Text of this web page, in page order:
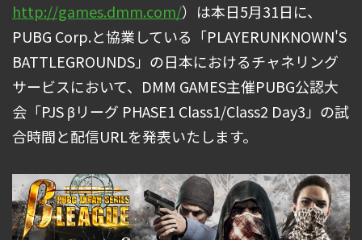
http://games.dmm.com/）は本日5月31日に、
PUBG Corp.と協業している「PLAYERUNKNOWN'S
BATTLEGROUNDS」の日本におけるチャネリング
サービスにおいて、DMM GAMES主催PUBG公認大
会「PJS βリーグ PHASE1 Class1/Class2 Day3」の試
合時間と配信URLを発表いたします。